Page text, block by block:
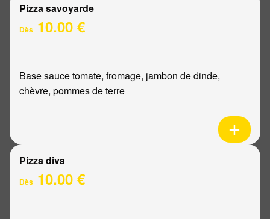
Pizza savoyarde
Dès 10.00 €
Base sauce tomate, fromage, jambon de dinde,
chèvre, pommes de terre
Pizza diva
Dès 10.00 €